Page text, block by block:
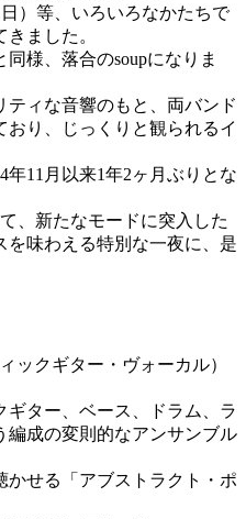
）等、いろいろなかたちで
ました。
様、落合のsoupになりま
ティな音響のもと、両バンド
おり、じっくりと観られるイ
年11月以来1年2ヶ月ぶりとな
、新たなモードに突入した
を味わえる特別な一夜に、是
ックギター・ヴォーカル）
ギター、ベース、ドラム、ラ
編成の変則的なアンサンブル
かせる「アブストラクト・ポ